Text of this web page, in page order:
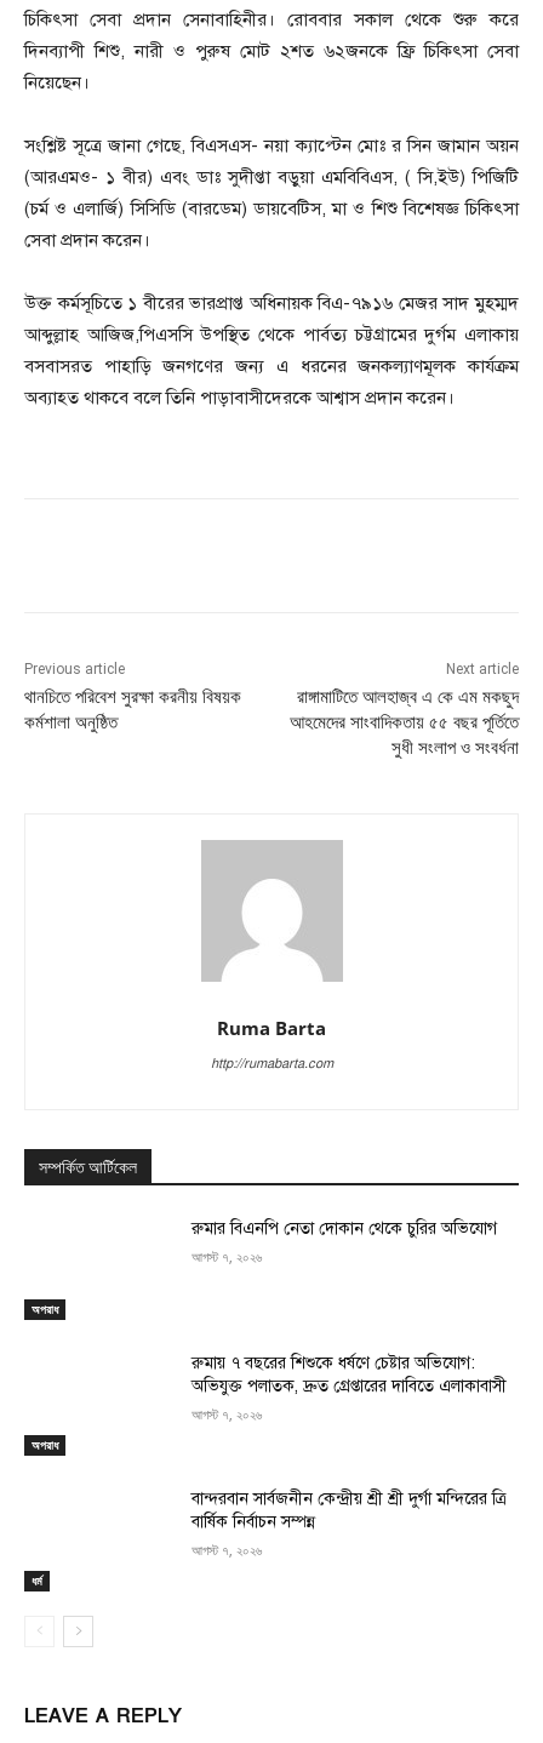
চিকিৎসা সেবা প্রদান সেনাবাহিনীর। রোববার সকাল থেকে শুরু করে
দিনব্যাপী শিশু, নারী ও পুরুষ মোট ২শত ৬২জনকে ফ্রি চিকিৎসা সেবা
নিয়েছেন।
সংশ্লিষ্ট সূত্রে জানা গেছে, বিএসএস- নয়া ক্যাপ্টেন মোঃ র সিন জামান অয়ন
(আরএমও- ১ বীর) এবং ডাঃ সুদীপ্তা বড়ুয়া এমবিবিএস, ( সি,ইউ) পিজিটি
(চর্ম ও এলার্জি) সিসিডি (বারডেম) ডায়বেটিস, মা ও শিশু বিশেষজ্ঞ চিকিৎসা
সেবা প্রদান করেন।
উক্ত কর্মসূচিতে ১ বীরের ভারপ্রাপ্ত অধিনায়ক বিএ-৭৯১৬ মেজর সাদ মুহম্মদ
আব্দুল্লাহ আজিজ,পিএসসি উপস্থিত থেকে পার্বত্য চট্টগ্রামের দুর্গম এলাকায়
বসবাসরত পাহাড়ি জনগণের জন্য এ ধরনের জনকল্যাণমূলক কার্যক্রম
অব্যাহত থাকবে বলে তিনি পাড়াবাসীদেরকে আশ্বাস প্রদান করেন।
Previous article
থানচিতে পরিবেশ সুরক্ষা করনীয় বিষয়ক
কর্মশালা অনুষ্ঠিত
Next article
রাঙ্গামাটিতে আলহাজ্ব এ কে এম মকছুদ
আহমেদের সাংবাদিকতায় ৫৫ বছর পূর্তিতে
সুধী সংলাপ ও সংবর্ধনা
Ruma Barta
http://rumabarta.com
সম্পর্কিত আর্টিকেল
অপরাধ
রুমার বিএনপি নেতা দোকান থেকে চুরির অভিযোগ
আগস্ট ৭, ২০২৬
অপরাধ
রুমায় ৭ বছরের শিশুকে ধর্ষণে চেষ্টার অভিযোগ:
অভিযুক্ত পলাতক, দ্রুত গ্রেপ্তারের দাবিতে এলাকাবাসী
আগস্ট ৭, ২০২৬
ধর্ম
বান্দরবান সার্বজনীন কেন্দ্রীয় শ্রী শ্রী দুর্গা মন্দিরের ত্রি
বার্ষিক নির্বাচন সম্পন্ন
আগস্ট ৭, ২০২৬
LEAVE A REPLY